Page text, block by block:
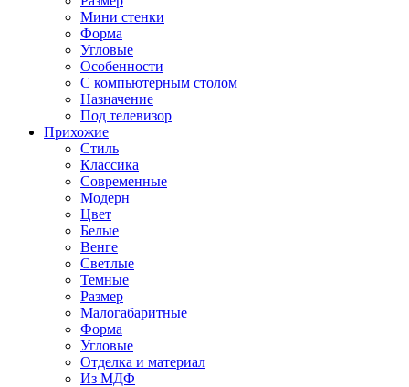
Мини стенки
Форма
Угловые
Особенности
С компьютерным столом
Назначение
Под телевизор
Прихожие
Стиль
Классика
Современные
Модерн
Цвет
Белые
Венге
Светлые
Темные
Размер
Малогабаритные
Форма
Угловые
Отделка и материал
Из МДФ